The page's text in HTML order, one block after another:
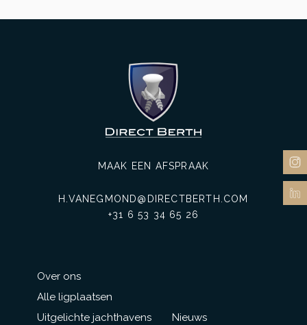
Over ons
Alle ligplaatsen
Uitgelichte jachthavens
MAAK EEN AFSPRAAK
H.VANEGMOND@DIRECTBERTH.COM
+31 6 53 34 65 26
Nieuws